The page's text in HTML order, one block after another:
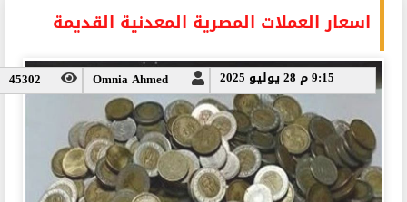
اسعار العملات المصرية المعدنية القديمة
9:15 م 28 يوليو 2025 Omnia Ahmed
45302